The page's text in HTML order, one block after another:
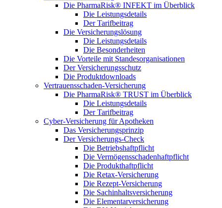
Die PharmaRisk® INFEKT im Überblick
Die Leistungsdetails
Der Tarifbeitrag
Die Versicherungslösung
Die Leistungsdetails
Die Besonderheiten
Die Vorteile mit Standesorganisationen
Der Versicherungsschutz
Die Produktdownloads
Vertrauensschaden-Versicherung
Die PharmaRisk® TRUST im Überblick
Die Leistungsdetails
Der Tarifbeitrag
Cyber-Versicherung für Apotheken
Das Versicherungsprinzip
Der Versicherungs-Check
Die Betriebshaftpflicht
Die Vermögensschadenhaftpflicht
Die Produkthaftpflicht
Die Retax-Versicherung
Die Rezept-Versicherung
Die Sachinhaltsversicherung
Die Elementarversicherung